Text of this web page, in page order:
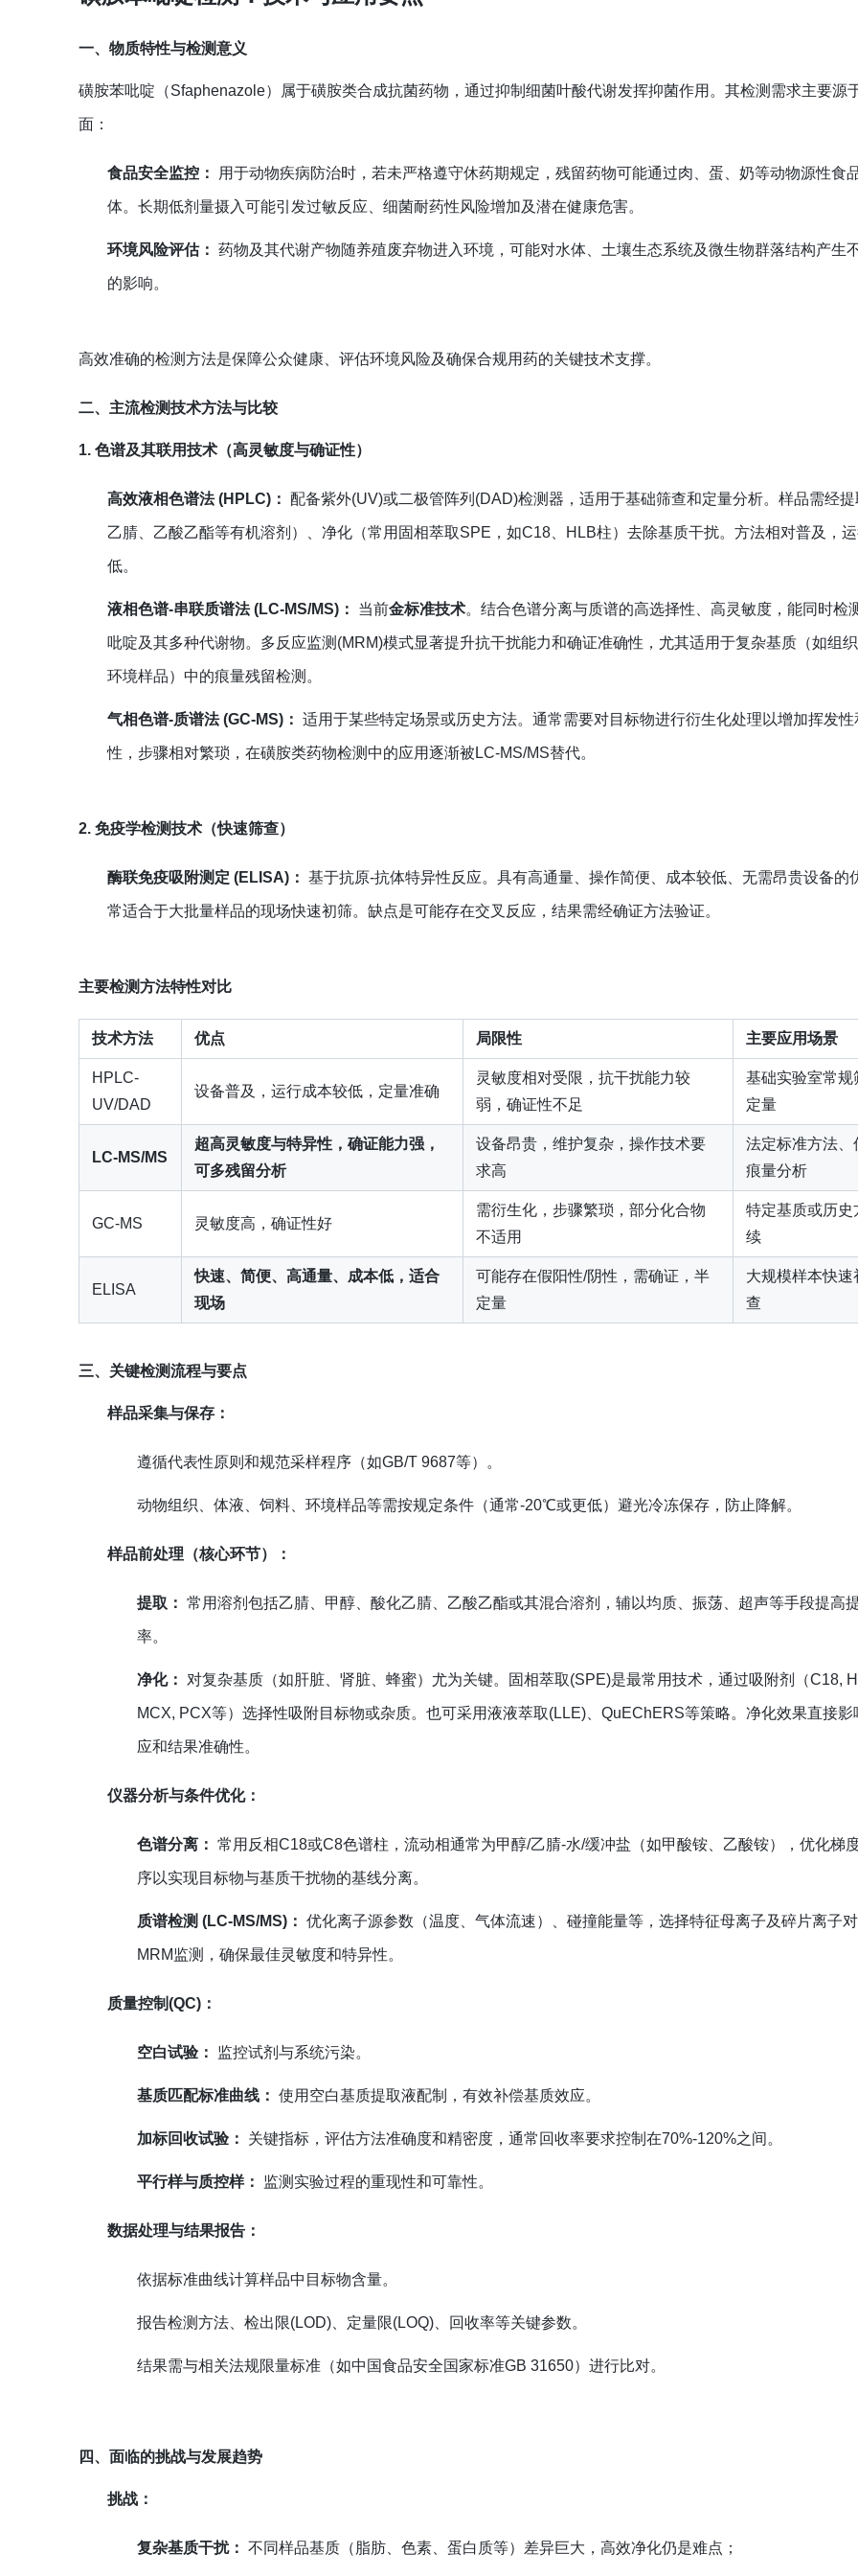
一、物质特性与检测意义
磺胺苯吡啶（Sfaphenazole）属于磺胺类合成抗菌药物，通过抑制细菌叶酸代谢发挥抑菌作用。其检测需求主要源
面：
食品安全监控： 用于动物疾病防治时，若未严格遵守休药期规定，残留药物可能通过肉、蛋、奶等动物源性食
体。长期低剂量摄入可能引发过敏反应、细菌耐药性风险增加及潜在健康危害。
环境风险评估： 药物及其代谢产物随养殖废弃物进入环境，可能对水体、土壤生态系统及微生物群落结构产生
的影响。
高效准确的检测方法是保障公众健康、评估环境风险及确保合规用药的关键技术支撑。
二、主流检测技术方法与比较
1. 色谱及其联用技术（高灵敏度与确证性）
高效液相色谱法 (HPLC)： 配备紫外(UV)或二极管阵列(DAD)检测器，适用于基础筛查和定量分析。样品需经提
乙腈、乙酸乙酯等有机溶剂）、净化（常用固相萃取SPE，如C18、HLB柱）去除基质干扰。方法相对普及，
低。
液相色谱-串联质谱法 (LC-MS/MS)： 当前金标准技术。结合色谱分离与质谱的高选择性、高灵敏度，能同时检
吡啶及其多种代谢物。多反应监测(MRM)模式显著提升抗干扰能力和确证准确性，尤其适用于复杂基质（如组织
环境样品）中的痕量残留检测。
气相色谱-质谱法 (GC-MS)： 适用于某些特定场景或历史方法。通常需要对目标物进行衍生化处理以增加挥发性
性，步骤相对繁琐，在磺胺类药物检测中的应用逐渐被LC-MS/MS替代。
2. 免疫学检测技术（快速筛查）
酶联免疫吸附测定 (ELISA)： 基于抗原-抗体特异性反应。具有高通量、操作简便、成本较低、无需昂贵设备的
常适合于大批量样品的现场快速初筛。缺点是可能存在交叉反应，结果需经确证方法验证。
主要检测方法特性对比
技术方法 优点 局限性 主要应用场景
HPLC-
UV/DAD
设备普及，运行成本较低，定量准确
灵敏度相对受限，抗干扰能力较
弱，确证性不足
基础实验室常规
定量
LC-MS/MS
超高灵敏度与特异性，确证能力强，
可多残留分析
设备昂贵，维护复杂，操作技术要
求高
法定标准方法、
痕量分析
GC-MS 灵敏度高，确证性好
需衍生化，步骤繁琐，部分化合物
不适用
特定基质或历史
续
ELISA
快速、简便、高通量、成本低，适合
现场
可能存在假阳性/阴性，需确证，半
定量
大规模样本快速
查
三、关键检测流程与要点
样品采集与保存：
遵循代表性原则和规范采样程序（如GB/T 9687等）。
动物组织、体液、饲料、环境样品等需按规定条件（通常-20℃或更低）避光冷冻保存，防止降解。
样品前处理（核心环节）：
提取： 常用溶剂包括乙腈、甲醇、酸化乙腈、乙酸乙酯或其混合溶剂，辅以均质、振荡、超声等手段提高
率。
净化： 对复杂基质（如肝脏、肾脏、蜂蜜）尤为关键。固相萃取(SPE)是最常用技术，通过吸附剂（C18,
MCX, PCX等）选择性吸附目标物或杂质。也可采用液液萃取(LLE)、QuEChERS等策略。净化效果直接影
应和结果准确性。
仪器分析与条件优化：
色谱分离： 常用反相C18或C8色谱柱，流动相通常为甲醇/乙腈-水/缓冲盐（如甲酸铵、乙酸铵），优化梯
序以实现目标物与基质干扰物的基线分离。
质谱检测 (LC-MS/MS)： 优化离子源参数（温度、气体流速）、碰撞能量等，选择特征母离子及碎片离子
MRM监测，确保最佳灵敏度和特异性。
质量控制(QC)：
空白试验： 监控试剂与系统污染。
基质匹配标准曲线： 使用空白基质提取液配制，有效补偿基质效应。
加标回收试验： 关键指标，评估方法准确度和精密度，通常回收率要求控制在70%-120%之间。
平行样与质控样： 监测实验过程的重现性和可靠性。
数据处理与结果报告：
依据标准曲线计算样品中目标物含量。
报告检测方法、检出限(LOD)、定量限(LOQ)、回收率等关键参数。
结果需与相关法规限量标准（如中国食品安全国家标准GB 31650）进行比对。
四、面临的挑战与发展趋势
挑战：
复杂基质干扰： 不同样品基质（脂肪、色素、蛋白质等）差异巨大，高效净化仍是难点；